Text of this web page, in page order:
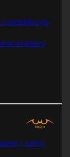
zbrodniczym
Nokturn:
+ zimny